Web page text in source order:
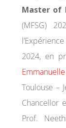
Master of
(MFSG)
l’Expérience
2024, en
Toulouse –
Chancellor
Prof.